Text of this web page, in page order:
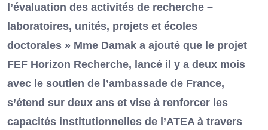
l’évaluation des activités de recherche –
laboratoires, unités, projets et écoles
doctorales » Mme Damak a ajouté que le projet
FEF Horizon Recherche, lancé il y a deux mois
avec le soutien de l’ambassade de France,
s’étend sur deux ans et vise à renforcer les
capacités institutionnelles de l’ATEA à travers